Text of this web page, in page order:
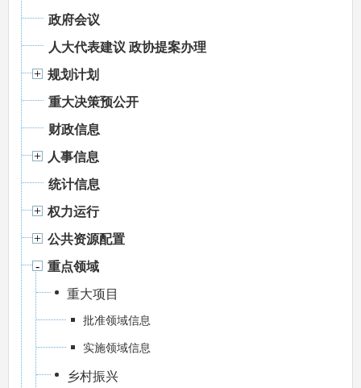
政府会议
人大代表建议 政协提案办理
规划计划
重大决策预公开
财政信息
人事信息
统计信息
权力运行
公共资源配置
重点领域
重大项目
批准领域信息
实施领域信息
乡村振兴